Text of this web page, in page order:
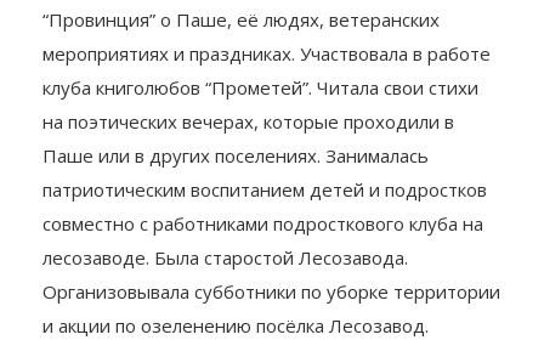
“Провинция” о Паше, её людях, ветеранских
мероприятиях и праздниках. Участвовала в работе
клуба книголюбов “Прометей”. Читала свои стихи
на поэтических вечерах, которые проходили в
Паше или в других поселениях. Занималась
патриотическим воспитанием детей и подростков
совместно с работниками подросткового клуба на
лесозаводе. Была старостой Лесозавода.
Организовывала субботники по уборке территории
и акции по озеленению посёлка Лесозавод.